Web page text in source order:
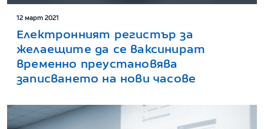
12 март 2021
Електронният регистър за
желаещите да се ваксинират
временно преустановява
записването на нови часове